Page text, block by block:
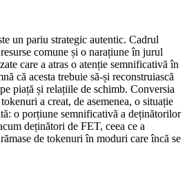
un pariu strategic autentic. Cadrul
comune și o narațiune în jurul
care a atras o atenție semnificativă în
că acesta trebuie să-și reconstruiască
piață și relațiile de schimb. Conversia
a creat, de asemenea, o situație
o porțiune semnificativă a deținătorilor
deținători de FET, ceea ce a
de tokenuri în moduri care încă se